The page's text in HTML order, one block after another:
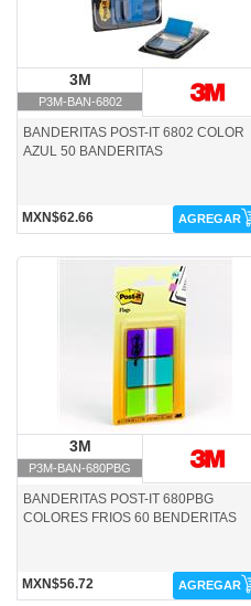
3M
P3M-BAN-6802
BANDERITAS POST-IT 6802 COLOR
AZUL 50 BANDERITAS
MXN$62.66 AGREGAR
P3M-BAN-680PBG-3M
3M
P3M-BAN-680PBG
BANDERITAS POST-IT 680PBG
COLORES FRIOS 60 BENDERITAS
MXN$56.72 AGREGAR